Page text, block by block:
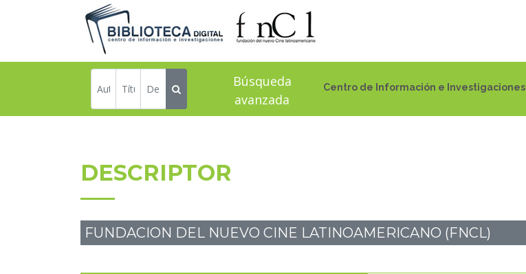
Centro de Información e Investigaciones
Búsqueda
avanzada
DESCRIPTOR
FUNDACION DEL NUEVO CINE LATINOAMERICANO (FNCL)